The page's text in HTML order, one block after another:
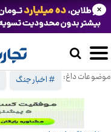
موضوعات داغ: # اخبار جنگ
×